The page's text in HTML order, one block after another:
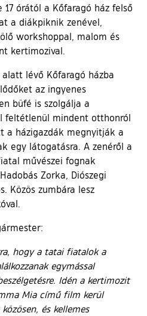
órától a Kőfaragó ház felső
a diákpiknik zenével,
workshoppal, malom és
kertimozival.
lévő Kőfaragó házba
az ingyenes
büfé is szolgálja a
feltétlenül mindent otthonról
a házigazdák megnyitják a
egy látogatásra. A zenéről a
művészei fognak
Zorka, Diószegi
Közös zumbára lesz
hogy a tatai fiatalok a
egymással
Idén a kertimozit
Mia című film kerül
és kellemes